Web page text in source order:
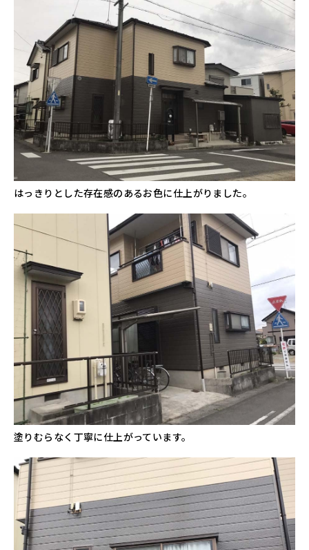
はっきりとした存在感のあるお色に仕上がりました。
塗りむらなく丁寧に仕上がっています。